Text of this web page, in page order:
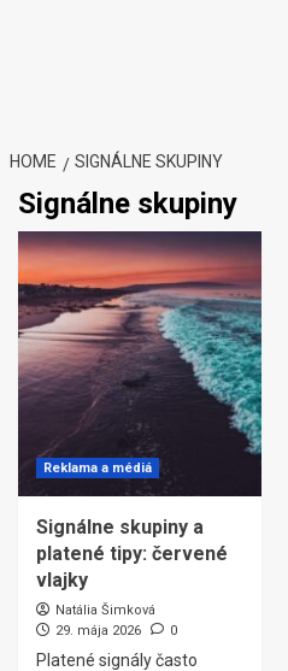
HOME SIGNÁLNE SKUPINY
Signálne skupiny
Reklama a médiá
Signálne skupiny a
platené tipy: červené
vlajky
Natália Šimková
29. mája 2026
0
Platené signály často